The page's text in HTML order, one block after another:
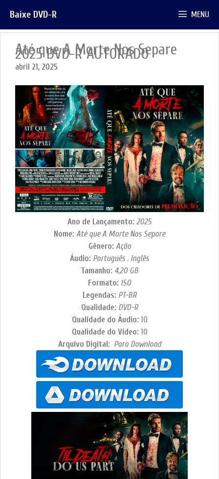
para
o
conteúdo
Baixe DVD-R MENU
Até que A Morte Nos Separe
2025 DVD-R AUTORADO
abril 21, 2025
Ano de Lançamento: 2025
Nome: Até que A Morte Nos Separe
Gênero: Ação
Áudio: Português . Inglês
Tamanho: 4,20 GB
Formato: ISO
Legendas: PT-BR
Qualidade: DVD-R
Qualidade do Áudio: 10
Qualidade do Vídeo: 10
Arquivo Digital: Para Download